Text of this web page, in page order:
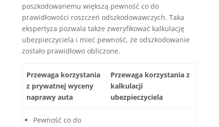
poszkodowanemu większą pewność co do
prawidłowości roszczeń odszkodowawczych. Taka
ekspertyza pozwala także zweryfikować kalkulację
ubezpieczyciela i mieć pewność, że odszkodowanie
zostało prawidłowo obliczone.
Przewaga korzystania
z prywatnej wyceny
naprawy auta
Przewaga korzystania z
kalkulacji
ubezpieczyciela
Pewność co do